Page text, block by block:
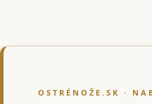
OSTRÉNOŽE.SK ·